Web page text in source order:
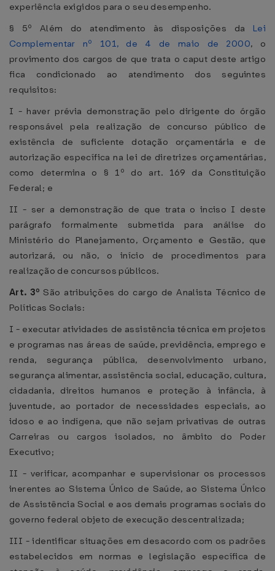
experiência exigidos para o seu desempenho.
§ 5º Além do atendimento às disposições da Lei
Complementar nº 101, de 4 de maio de 2000, o
provimento dos cargos de que trata o caput deste artigo
fica condicionado ao atendimento dos seguintes
requisitos:
I - haver prévia demonstração pelo dirigente do órgão
responsável pela realização de concurso público de
existência de suficiente dotação orçamentária e de
autorização específica na lei de diretrizes orçamentárias,
como determina o § 1º do art. 169 da Constituição
Federal; e
II - ser a demonstração de que trata o inciso I deste
parágrafo formalmente submetida para análise do
Ministério do Planejamento, Orçamento e Gestão, que
autorizará, ou não, o início de procedimentos para
realização de concursos públicos.
Art. 3º São atribuições do cargo de Analista Técnico de
Políticas Sociais:
I - executar atividades de assistência técnica em projetos
e programas nas áreas de saúde, previdência, emprego e
renda, segurança pública, desenvolvimento urbano,
segurança alimentar, assistência social, educação, cultura,
cidadania, direitos humanos e proteção à infância, à
juventude, ao portador de necessidades especiais, ao
idoso e ao indígena, que não sejam privativas de outras
Carreiras ou cargos isolados, no âmbito do Poder
Executivo;
II - verificar, acompanhar e supervisionar os processos
inerentes ao Sistema Único de Saúde, ao Sistema Único
de Assistência Social e aos demais programas sociais do
governo federal objeto de execução descentralizada;
III - identificar situações em desacordo com os padrões
estabelecidos em normas e legislação específica de